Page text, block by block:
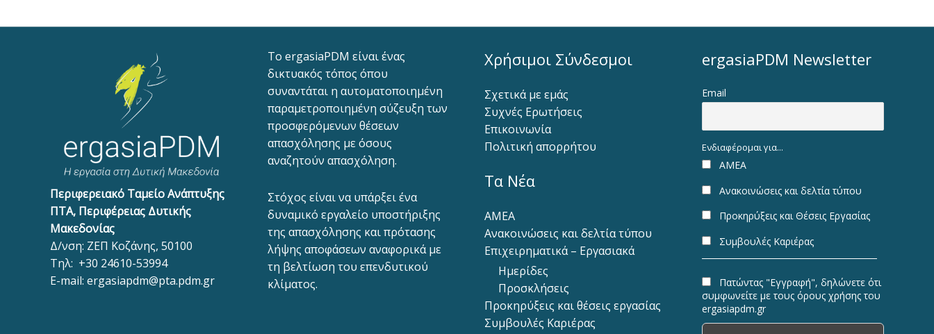
Περιφερειακό Ταμείο Ανάπτυξης
ΠΤΑ, Περιφέρειας Δυτικής
Μακεδονίας
Δ/νση: ΖΕΠ Κοζάνης, 50100
Τηλ: +30 24610-53994
E-mail: ergasiapdm@pta.pdm.gr
To ergasiaPDM είναι ένας
δικτυακός τόπος όπου
συναντάται η αυτοματοποιημένη
παραμετροποιημένη σύζευξη των
προσφερόμενων θέσεων
απασχόλησης με όσους
αναζητούν απασχόληση.
Στόχος είναι να υπάρξει ένα
δυναμικό εργαλείο υποστήριξης
της απασχόλησης και πρότασης
λήψης αποφάσεων αναφορικά με
τη βελτίωση του επενδυτικού
κλίματος.
Χρήσιμοι Σύνδεσμοι
Σχετικά με εμάς
Συχνές Ερωτήσεις
Επικοινωνία
Πολιτική απορρήτου
Τα Νέα
ΑΜΕΑ
Ανακοινώσεις και δελτία τύπου
Επιχειρηματικά – Εργασιακά
Ημερίδες
Προσκλήσεις
Προκηρύξεις και θέσεις εργασίας
Συμβουλές Καριέρας
ergasiaPDM Newsletter
Email
Ενδιαφέρομαι για...
ΑΜΕΑ
Ανακοινώσεις και δελτία τύπου
Προκηρύξεις και Θέσεις Εργασίας
Συμβουλές Καριέρας
Πατώντας "Εγγραφή", δηλώνετε ότι
συμφωνείτε με τους όρους χρήσης του
ergasiapdm.gr